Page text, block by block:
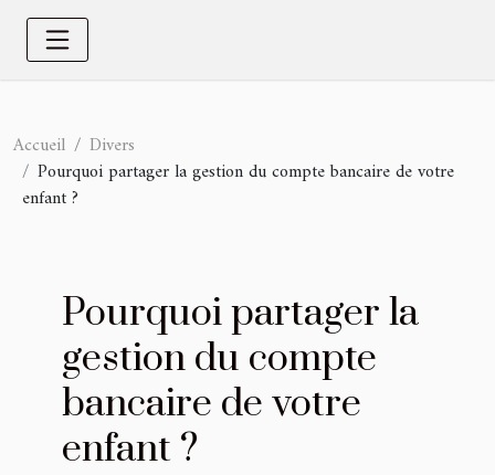
Accueil
Divers
Pourquoi partager la gestion du compte bancaire de votre
enfant ?
Pourquoi partager la
gestion du compte
bancaire de votre
enfant ?